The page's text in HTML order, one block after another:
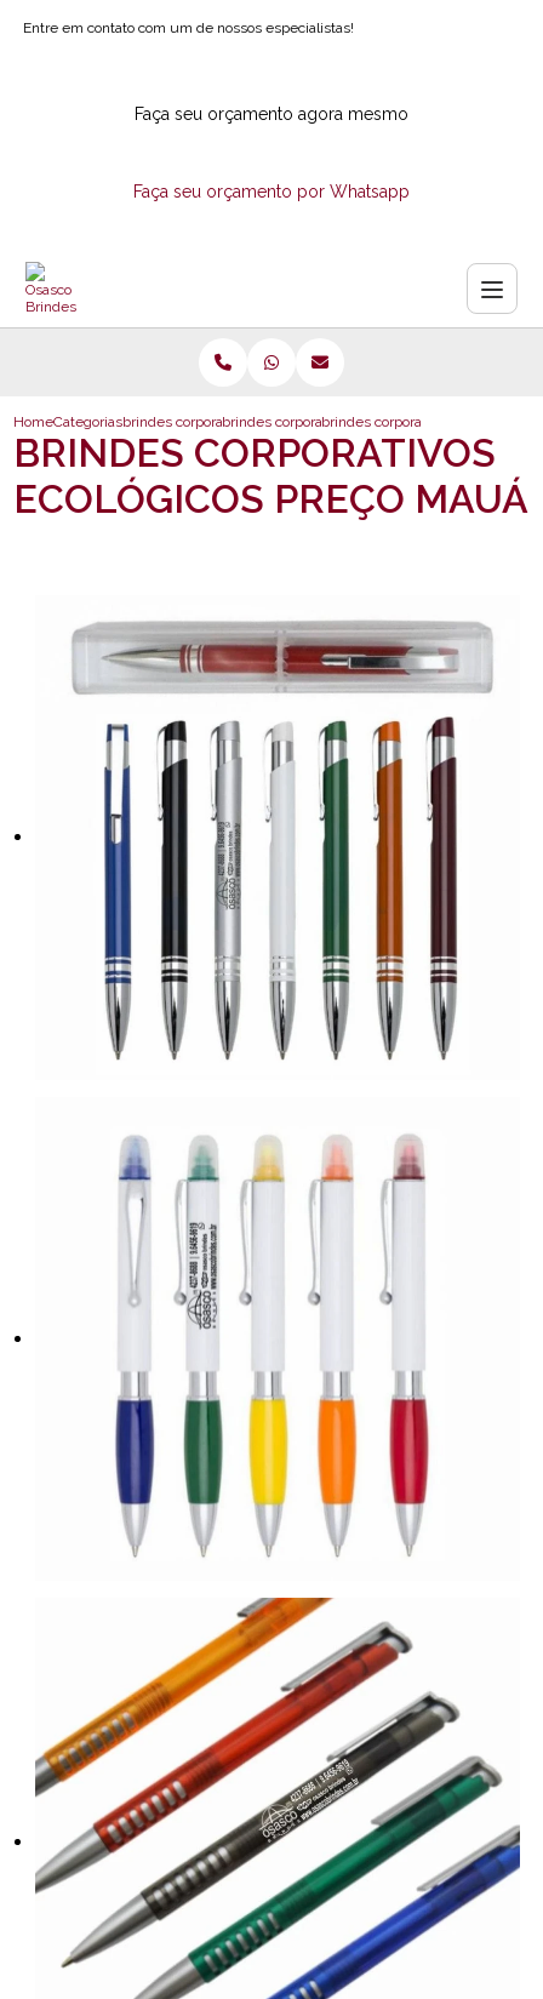
Entre em contato com um de nossos especialistas!
Faça seu orçamento agora mesmo
Faça seu orçamento por Whatsapp
HomeCategoriasbrindes corporativosbrindes corporativos ecologicosbrindes corporativos ecologicos
BRINDES CORPORATIVOS
ECOLÓGICOS PREÇO MAUÁ